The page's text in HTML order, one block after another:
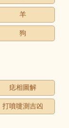
羊
狗
痣相圖解
打噴嚏測吉凶